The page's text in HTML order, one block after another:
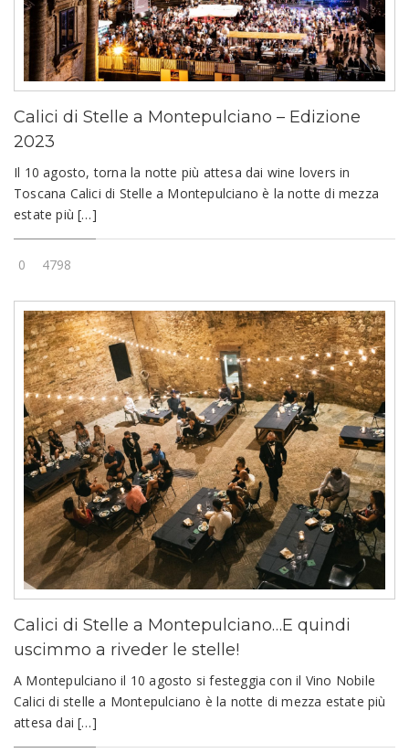
Calici di Stelle a Montepulciano – Edizione
2023
Il 10 agosto, torna la notte più attesa dai wine lovers in
Toscana Calici di Stelle a Montepulciano è la notte di mezza
estate più […]
0 4798
Calici di Stelle a Montepulciano…E quindi
uscimmo a riveder le stelle!
A Montepulciano il 10 agosto si festeggia con il Vino Nobile
Calici di stelle a Montepulciano è la notte di mezza estate più
attesa dai […]